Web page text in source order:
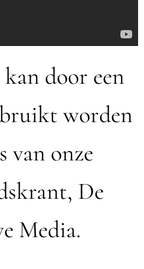
door een
worden
van onze
De
Media.